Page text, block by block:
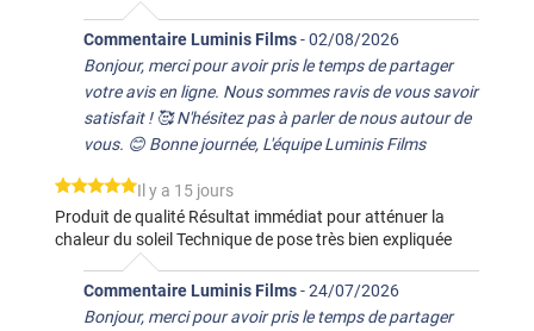
Commentaire Luminis Films-02/08/2026
Bonjour, merci pour avoir pris le temps de partager
votre avis en ligne. Nous sommes ravis de vous savoir
satisfait ! 🥰 N'hésitez pas à parler de nous autour de
vous. 😊 Bonne journée, L'équipe Luminis Films
*****
Il y a 15 jours
Produit de qualité Résultat immédiat pour atténuer la
chaleur du soleil Technique de pose très bien expliquée
Commentaire Luminis Films-24/07/2026
Bonjour, merci pour avoir pris le temps de partager